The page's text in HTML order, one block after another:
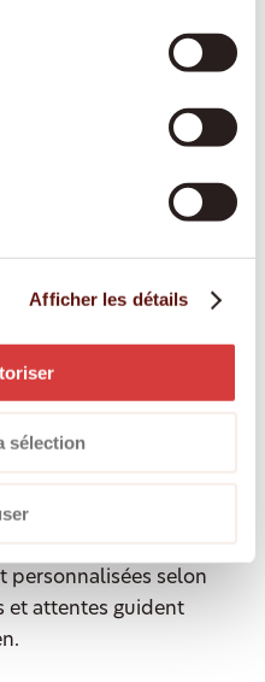
Afficher les détails
sélection
événements
alimentation
vos préférences
palliative :
personnalisées selon
et attentes guident